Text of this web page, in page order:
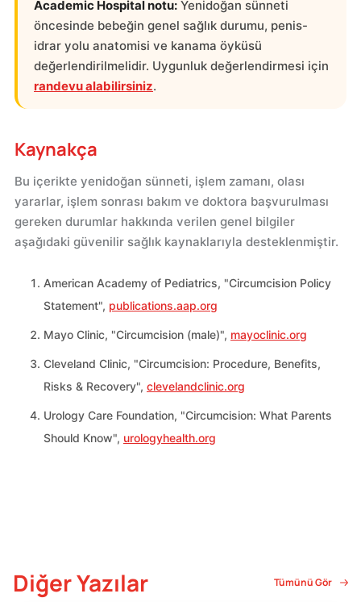
Academic Hospital notu: Yenidoğan sünneti
öncesinde bebeğin genel sağlık durumu, penis-
idrar yolu anatomisi ve kanama öyküsü
değerlendirilmelidir. Uygunluk değerlendirmesi için
randevu alabilirsiniz.
Kaynakça
Bu içerikte yenidoğan sünneti, işlem zamanı, olası
yararlar, işlem sonrası bakım ve doktora başvurulması
gereken durumlar hakkında verilen genel bilgiler
aşağıdaki güvenilir sağlık kaynaklarıyla desteklenmiştir.
American Academy of Pediatrics, "Circumcision Policy
Statement", publications.aap.org
Mayo Clinic, "Circumcision (male)", mayoclinic.org
Cleveland Clinic, "Circumcision: Procedure, Benefits,
Risks & Recovery", clevelandclinic.org
Urology Care Foundation, "Circumcision: What Parents
Should Know", urologyhealth.org
Diğer Yazılar Tümünü Gör